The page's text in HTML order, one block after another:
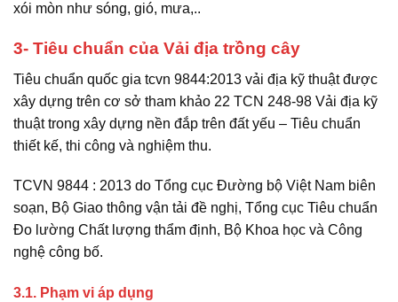
xói mòn như sóng, gió, mưa,..
3- Tiêu chuẩn của Vải địa trồng cây
Tiêu chuẩn quốc gia tcvn 9844:2013 vải địa kỹ thuật được
xây dựng trên cơ sở tham khảo 22 TCN 248-98 Vải địa kỹ
thuật trong xây dựng nền đắp trên đất yếu – Tiêu chuẩn
thiết kế, thi công và nghiệm thu.
TCVN 9844 : 2013 do Tổng cục Đường bộ Việt Nam biên
soạn, Bộ Giao thông vận tải đề nghị, Tổng cục Tiêu chuẩn
Đo lường Chất lượng thẩm định, Bộ Khoa học và Công
nghệ công bố.
3.1. Phạm vi áp dụng